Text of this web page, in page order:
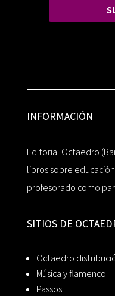
INFORMACIÓN
Editorial Octaedro
libros sobre
profesorado como
SITIOS DE
Octaedro
Música y flamenco
Passos